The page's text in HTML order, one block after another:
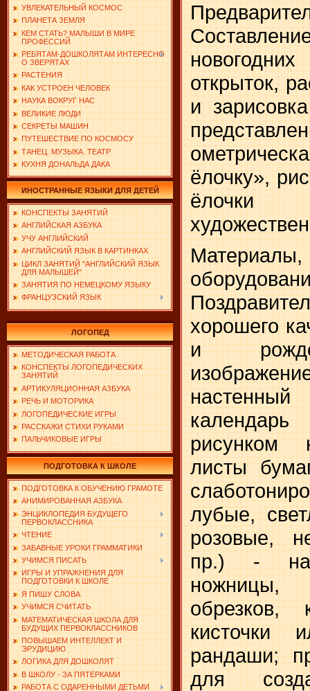
УВЛЕКАТЕЛЬНЫЙ КОСМОС
ПЛАНЕТА ЗЕМЛЯ
КЕМ СТАТЬ? МАЛЫШИ В МИРЕ
ПРОФЕССИЙ
РЕБЯТАМ-ДОШКОЛЯТАМ ИНТЕРЕСНО
О ЗВЕРЯТАХ
РАСТЕНИЯ
КАК УСТРОЕН ЧЕЛОВЕК
НАУКА ВОКРУГ НАС
ВЕЛИКИЕ ЛЮДИ
СЕКРЕТЫ МАШИН
ПУТЕШЕСТВИЕ ПО КОСМОСУ
ТАНЕЦ. МУЗЫКА. ТЕАТР
КУХНЯ ДОНАЛЬДА ДАКА
ИНОСТРАННЫЕ ЯЗЫКИ ДЛЯ ДЕТЕЙ
КОНСПЕКТЫ ЗАНЯТИЙ
АНГЛИЙСКАЯ АЗБУКА
УЧУ АНГЛИЙСКИЙ
АНГЛИЙСКИЙ ЯЗЫК В КАРТИНКАХ
ЦИКЛ ЗАНЯТИЙ "АНГЛИЙСКИЙ ЯЗЫК
ДЛЯ МАЛЫШЕЙ"
ЗАНЯТИЯ ПО НЕМЕЦКОМУ ЯЗЫКУ
ФРАНЦУЗСКИЙ ЯЗЫК
ЛОГОПЕД
МЕТОДИЧЕСКАЯ РАБОТА
КОНСПЕКТЫ ЛОГОПЕДИЧЕСКИХ
ЗАНЯТИЙ
АРТИКУЛЯЦИОННАЯ АЗБУКА
РЕЧЬ И МОТОРИКА
ЛОГОПЕДИЧЕСКИЕ ИГРЫ
РАССКАЖИ СТИХИ РУКАМИ
ПАЛЬЧИКОВЫЕ ИГРЫ
ПОДГОТОВКА К ШКОЛЕ
ПОДГОТОВКА К ОБУЧЕНИЮ ГРАМОТЕ
АНИМИРОВАННАЯ АЗБУКА
ЭНЦИКЛОПЕДИЯ БУДУЩЕГО
ПЕРВОКЛАССНИКА
ЧТЕНИЕ
ЗАБАВНЫЕ УРОКИ ГРАММАТИКИ
УЧИМСЯ ПИСАТЬ
ИГРЫ И УПРАЖНЕНИЯ ДЛЯ
ПОДГОТОВКИ К ШКОЛЕ
Я ПИШУ СЛОВА
УЧИМСЯ СЧИТАТЬ
МАТЕМАТИЧЕСКАЯ ШКОЛА ДЛЯ
БУДУЩИХ ПЕРВОКЛАССНИКОВ
ПОВЫШАЕМ ИНТЕЛЛЕКТ И
ЭРУДИЦИЮ
ЛОГИКА ДЛЯ ДОШКОЛЯТ
В ШКОЛУ - ЗА ПЯТЕРКАМИ
РАБОТА С ОДАРЕННЫМИ ДЕТЬМИ
открыток,
и
ёлочку»,
ёлочки
хорошего
и
рисунком
листы
лубые,
розовые,
пр.) - на
ножницы,
кисточки
рандаши;
для